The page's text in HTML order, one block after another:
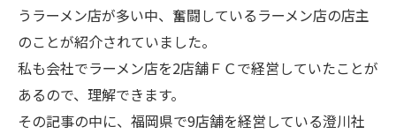
うラーメン店が多い中、奮闘しているラーメン店の店主
のことが紹介されていました。
私も会社でラーメン店を2店舗ＦＣで経営していたことが
あるので、理解できます。
その記事の中に、福岡県で9店舗を経営している澄川社